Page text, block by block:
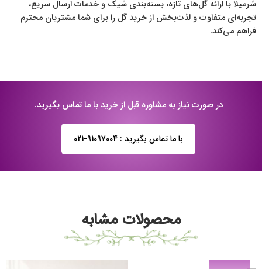
شرمیلا با ارائه گل‌های تازه، بسته‌بندی شیک و خدمات ارسال سریع،
تجربه‌ای متفاوت و لذت‌بخش از خرید گل را برای شما مشتریان محترم
فراهم می‌کند.
در صورت نیاز به مشاوره قبل از خرید با ما تماس بگیرید.
با ما تماس بگیرید : 91097004-021
محصولات مشابه